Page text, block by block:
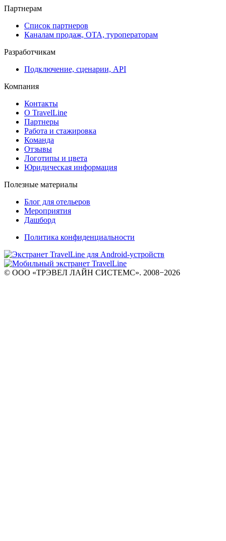
Партнерам
Список партнеров
Каналам продаж, ОТА, туроператорам
Разработчикам
Подключение, сценарии, API
Компания
Контакты
О TravelLine
Партнеры
Работа и стажировка
Команда
Отзывы
Логотипы и цвета
Юридическая информация
Полезные материалы
Блог для отельеров
Мероприятия
Дашборд
Политика конфиденциальности
© ООО «ТРЭВЕЛ ЛАЙН СИСТЕМС». 2008−2026